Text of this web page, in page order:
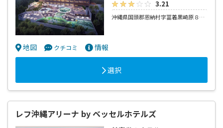
3.21
沖縄県国頭郡恩納村字冨着黒崎原８６番１
地図 クチコミ 情報
選択
レフ沖縄アリーナ by ベッセルホテルズ